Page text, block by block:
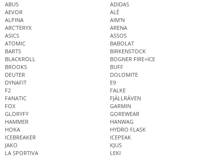
ABUS
ADIDAS
AEVOR
ALÉ
ALPINA
AIM'N
ARC'TERYX
ARENA
ASICS
ASSOS
ATOMIC
BABOLAT
BARTS
BIRKENSTOCK
BLACKROLL
BOGNER FIRE+ICE
BROOKS
BUFF
DEUTER
DOLOMITE
DYNAFIT
E9
F2
FALKE
FANATIC
FJÄLLRÄVEN
FOX
GARMIN
GLORYFY
GOREWEAR
HAMMER
HANWAG
HOKA
HYDRO FLASK
ICEBREAKER
ICEPEAK
JAKO
KJUS
LA SPORTIVA
LEKI